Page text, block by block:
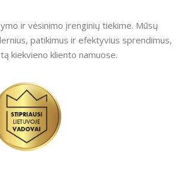
ir vėsinimo įrenginių tiekime. Mūsų
patikimus ir efektyvius sprendimus,
kiekvieno kliento namuose.